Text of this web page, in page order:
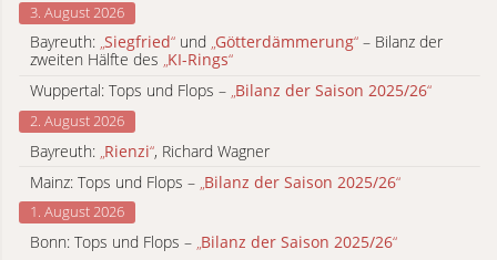
3. August 2026
Bayreuth: „Siegfried“ und „Götterdämmerung“ – Bilanz der
zweiten Hälfte des „KI-Rings“
Wuppertal: Tops und Flops – „Bilanz der Saison 2025/26“
2. August 2026
Bayreuth: Rienzi“, Richard Wagner
Mainz: Tops und Flops – Bilanz der Saison 2025/26“
1. August 2026
Bonn: Tops und Flops – „Bilanz der Saison 2025/26“